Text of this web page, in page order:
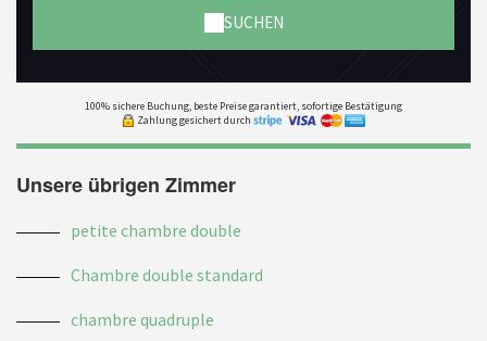
SUCHEN
100% sichere Buchung, beste Preise garantiert, sofortige Bestätigung
Zahlung gesichert durch
Unsere übrigen Zimmer
petite chambre double
Chambre double standard
chambre quadruple